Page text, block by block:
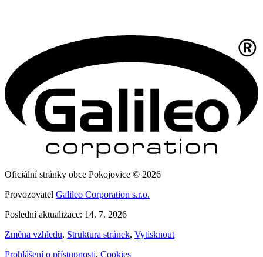
Oficiální stránky obce Pokojovice © 2026
Provozovatel Galileo Corporation s.r.o.
Poslední aktualizace: 14. 7. 2026
Změna vzhledu, Struktura stránek, Vytisknout
Prohlášení o přístupnosti, Cookies